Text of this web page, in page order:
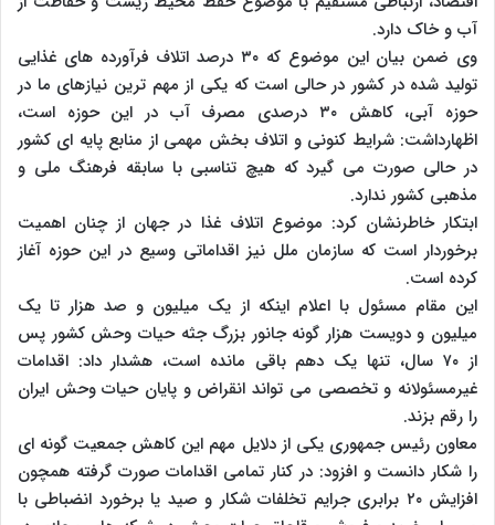
آب و خاک دارد.
وی ضمن بیان این موضوع که ۳۰ درصد اتلاف فرآورده های غذایی
تولید شده در کشور در حالی است که یکی از مهم ترین نیازهای ما در
حوزه آبی، کاهش ۳۰ درصدی مصرف آب در این حوزه است،
اظهارداشت: شرایط کنونی و اتلاف بخش مهمی از منابع پایه ای کشور
در حالی صورت می گیرد که هیچ تناسبی با سابقه فرهنگ ملی و
مذهبی کشور ندارد.
ابتکار خاطرنشان کرد: موضوع اتلاف غذا در جهان از چنان اهمیت
برخوردار است که سازمان ملل نیز اقداماتی وسیع در این حوزه آغاز
کرده است.
این مقام مسئول با اعلام اینکه از یک میلیون و صد هزار تا یک
میلیون و دویست هزار گونه جانور بزرگ جثه حیات وحش کشور پس
از ۷۰ سال، تنها یک دهم باقی مانده است، هشدار داد: اقدامات
غیرمسئولانه و تخصصی می تواند انقراض و پایان حیات وحش ایران
را رقم بزند.
معاون رئیس جمهوری یکی از دلایل مهم این کاهش جمعیت گونه ای
را شکار دانست و افزود: در کنار تمامی اقدامات صورت گرفته همچون
افزایش ۲۰ برابری جرایم تخلفات شکار و صید یا برخورد انضباطی با